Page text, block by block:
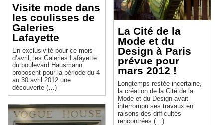
Visite mode dans
les coulisses de
Galeries
Lafayette
En exclusivité pour ce mois
d’avril, les Galeries Lafayette
du boulevard Hausmann
proposent pour la période du 4
au 30 avril 2012 une
découverte (…)
La Cité de la
Mode et du
Design à Paris
prévue pour
mars 2012 !
Longtemps restée incertaine,
la création de la Cité de la
Mode et du Design avait
interrompu ses travaux en
raisons des difficultés
rencontrées (…)